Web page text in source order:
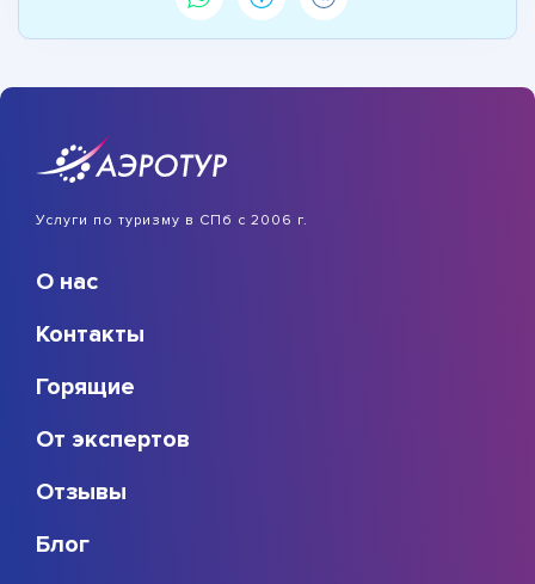
Услуги по туризму в СПб с 2006 г.
О нас
Контакты
Горящие
От экспертов
Отзывы
Блог